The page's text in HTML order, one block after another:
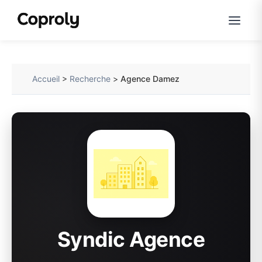
Accueil > Recherche >Agence Damez
Syndic Agence